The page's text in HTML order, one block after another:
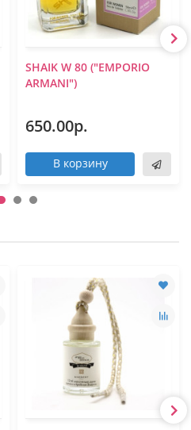
SHAIK W 80 ("EMPORIO
ARMANI")
650.00р.
В корзину